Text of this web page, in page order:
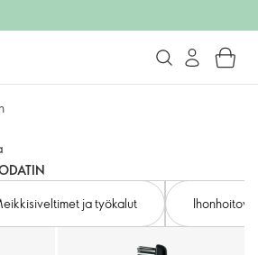
ja työkalut